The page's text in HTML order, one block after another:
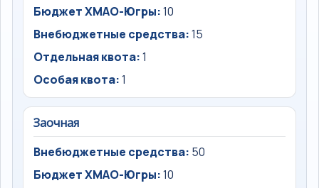
Бюджет ХМАО-Югры:10
Внебюджетные средства:15
Отдельная квота:1
Особая квота:1
Заочная
Внебюджетные средства: 50
Бюджет ХМАО-Югры:10